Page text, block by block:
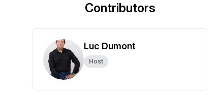
Contributors
Luc Dumont
Host